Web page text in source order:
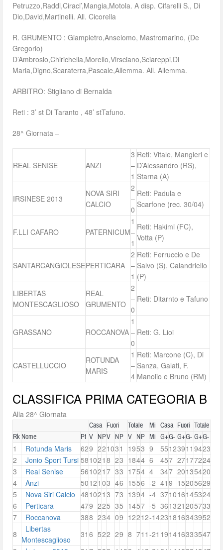
Petruzzo,Raddi,Ciraci’,Mangia,Motola. A disp. Cifarelli S., Di
Dio,David,Martinelli. All. Cicorella
R. GRUMENTO : Giampietro,Anselomo, Mastromarino, (De
Gregorio)
D’Ambrosio,Chirichella,Morello,Virsciano,Sciareppi,Di
Maria,Digno,Scaraterra,Pascale,Allemma. All. Allemma.
ARBITRO: Stigliano di Bernalda
Reti : 3’ st Di Taranto , 48’ stTafuno.
28^ Giornata –
REAL SENISE ANZI
3
–
1
Reti: Vitale, Mangieri e
D’Alessandro (RS),
Starna (A)
IRSINESE 2013
NOVA SIRI
CALCIO
2
–
0
Reti: Padula e
Scarfone (rec. 30/04)
F.LLI CAFARO PATERNICUM
1
–
1
Reti: Hakimi (FC),
Votta (P)
SANTARCANGIOLESEPERTICARA
2
–
1
Reti: Ferruccio e De
Salvo (S), Calandriello
(P)
LIBERTAS
MONTESCAGLIOSO
REAL
GRUMENTO
2
–
0
Reti: Ditarnto e Tafuno
GRASSANO ROCCANOVA
1
–
0
Reti: G. Lioi
CASTELLUCCIO
ROTUNDA
MARIS
1
–
4
Reti: Marcone (C), Di
Sanza, Galati, F.
Manolio e Bruno (RM)
CLASSIFICA PRIMA CATEGORIA B
Alla 28^ Giornata
Casa Fuori Totale Mi Casa Fuori Totale
Rk Nome Pt V NPV NP V NP Mi G+G- G+G- G+G-
1 Rotunda Maris 629 221031 1953 9 55123911 9423
2
Jonio Sport Tursi 581021 8 23 1844 6 457 27177224
3
Real Senise 561021 7 33 1754 4 347 20135420
4
Anzi 50121 03 46 1556 -2 41 9 15205629
5
Nova Siri Calcio 481021 3 73 1394 -4 371016145324
6
Perticara 479 225 35 1457 -5 361321 205733
7
Roccanova 388 234 09 12212-14231816343952
8
Libertas
Montescaglioso
31 6 522 29 8 711 -21 191416333547